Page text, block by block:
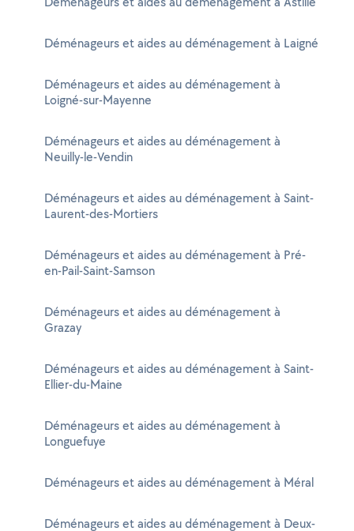
Déménageurs et aides au déménagement à Laigné
Déménageurs et aides au déménagement à
Loigné-sur-Mayenne
Déménageurs et aides au déménagement à
Neuilly-le-Vendin
Déménageurs et aides au déménagement à Saint-
Laurent-des-Mortiers
Déménageurs et aides au déménagement à Pré-
en-Pail-Saint-Samson
Déménageurs et aides au déménagement à
Grazay
Déménageurs et aides au déménagement à Saint-
Ellier-du-Maine
Déménageurs et aides au déménagement à
Longuefuye
Déménageurs et aides au déménagement à Méral
Déménageurs et aides au déménagement à Deux-